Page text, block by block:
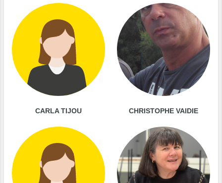
CARLA TIJOU CHRISTOPHE VAIDIE